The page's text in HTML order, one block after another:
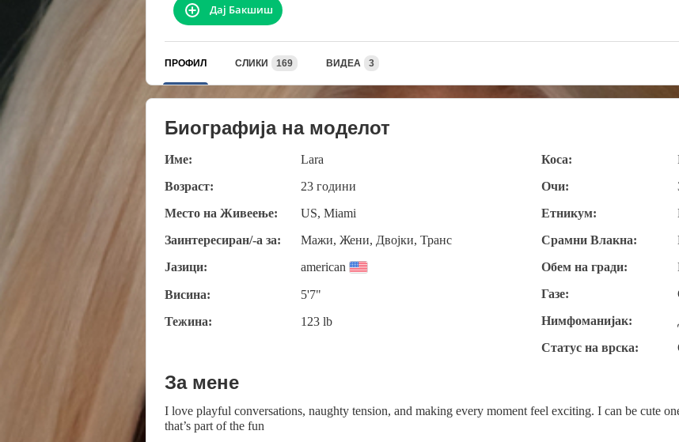
Дај Бакшиш
ПРОФИЛ СЛИКИ 169 ВИДЕА 3
Биографија на моделот
Име:
Lara
Возраст:
23 години
Место на Живеење:
US, Miami
Заинтересиран/-а за:
Мажи, Жени, Двојки, Транс
Јазици:
american
Висина:
5'7"
Тежина:
123 lb
Коса:
Очи:
Етникум:
Срамни Влакна:
Обем на гради:
Газе:
Нимфоманијак:
Статус на врска:
За мене
I love playful conversations, naughty tension, and making every moment feel exciting. I can be cute
that’s part of the fun